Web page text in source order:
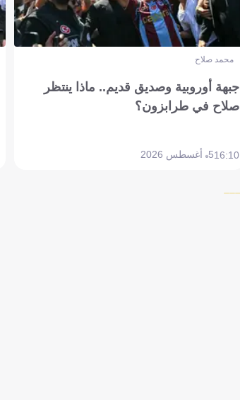
محمد صلاح
جبهة أوروبية وصديق قديم.. ماذا ينتظر
صلاح في طرابزون؟
16:105 أغسطس 2026